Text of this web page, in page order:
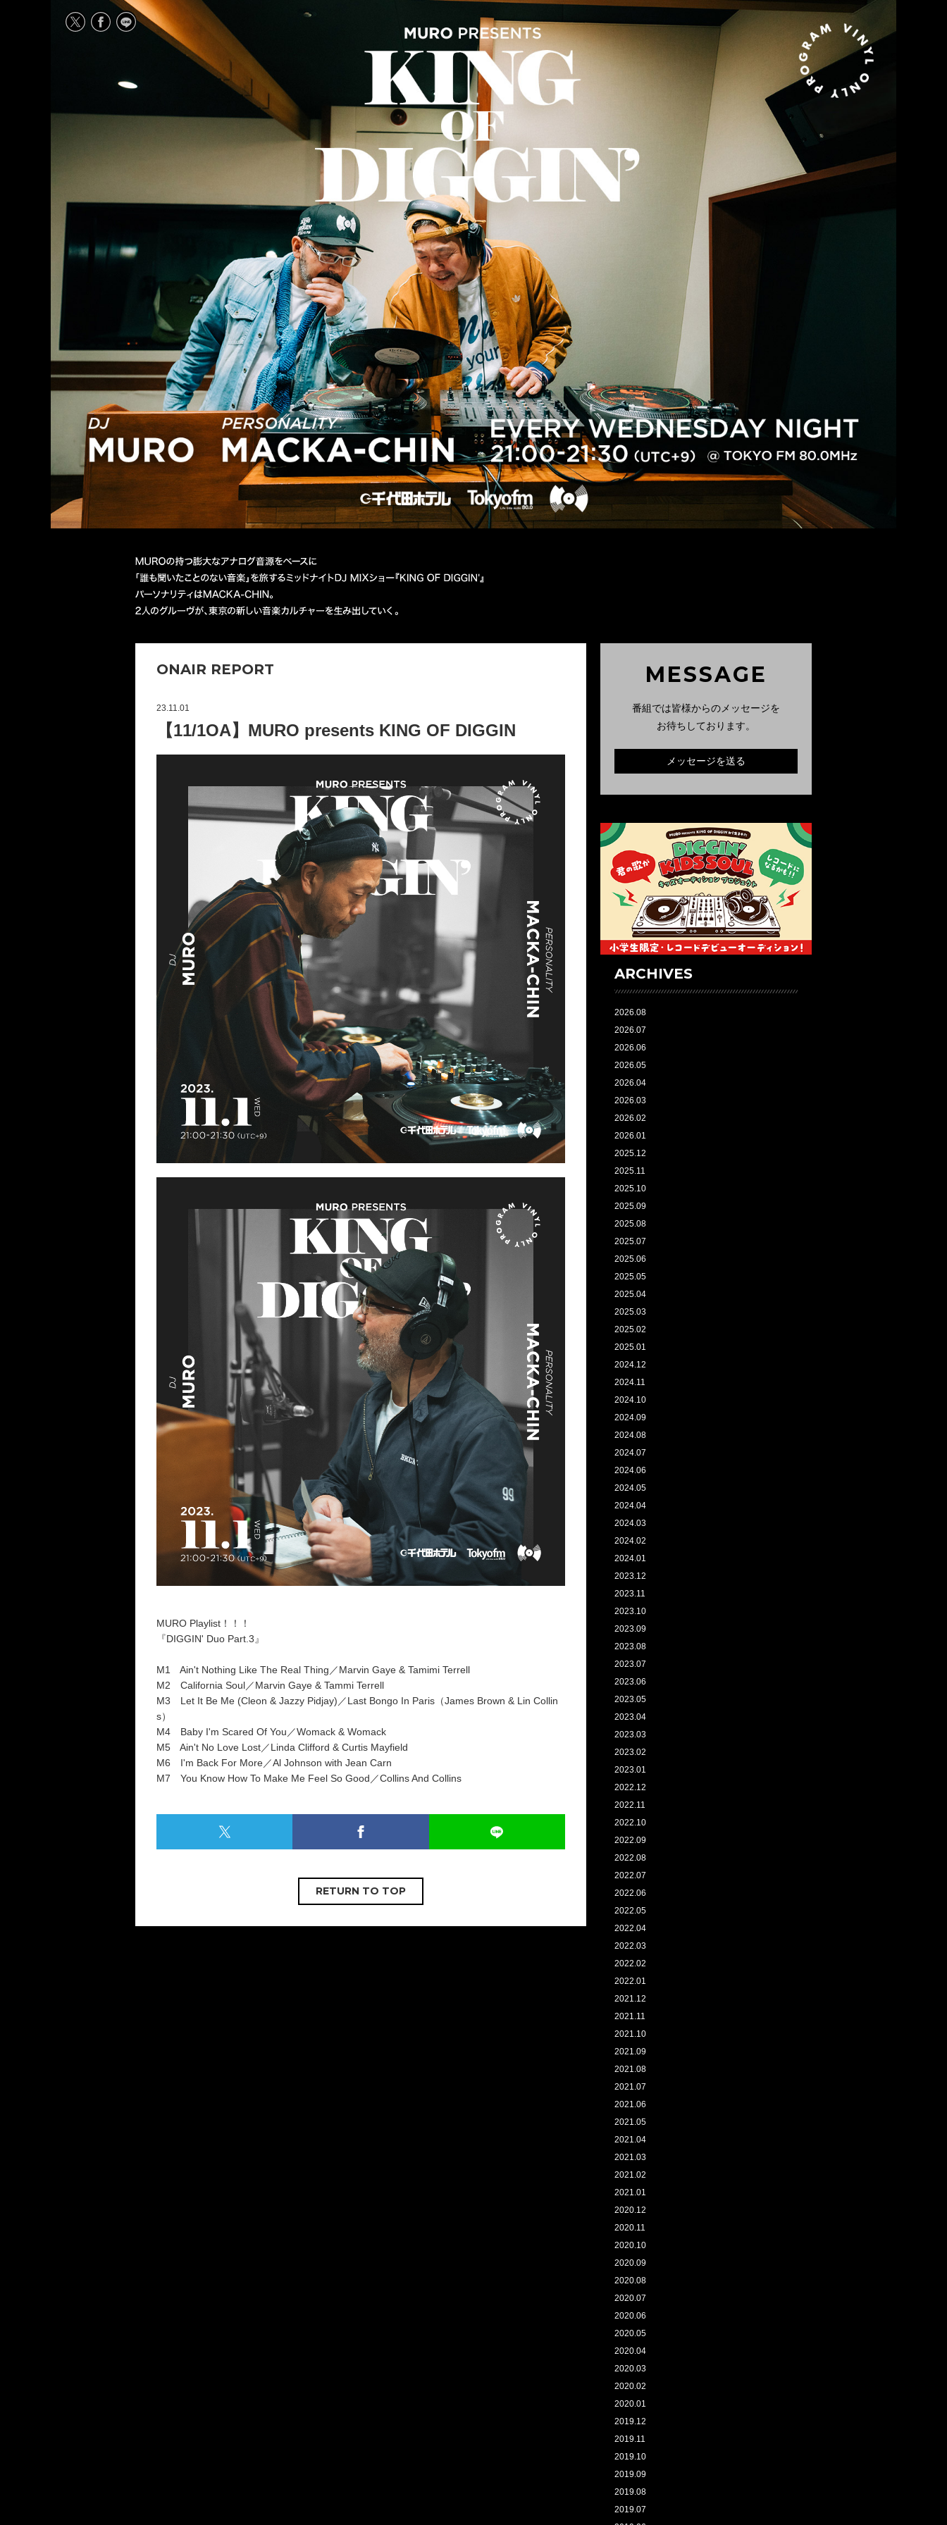
TOKYO FM
MURO presents KING OF DIGGIN’ EVERY WEDNESDAY 21:00-21:30
DJ MURO PERSONALITY MACKA-CHIN
ONAIR REPORT
23.11.01
【11/1OA】MURO presents KING OF DIGGIN
MURO Playlist！！！
『DIGGIN' Duo Part.3』
M1 Ain't Nothing Like The Real Thing／Marvin Gaye & Tamimi Terrell
M2 California Soul／Marvin Gaye & Tammi Terrell
M3 Let It Be Me (Cleon & Jazzy Pidjay)／Last Bongo In Paris（James Brown & Lin Collin
s）
M4 Baby I'm Scared Of You／Womack & Womack
M5 Ain't No Love Lost／Linda Clifford & Curtis Mayfield
M6 I'm Back For More／Al Johnson with Jean Carn
M7 You Know How To Make Me Feel So Good／Collins And Collins
RETURN TO TOP
MESSAGE
番組では皆様からのメッセージを
お待ちしております。
メッセージを送る
ARCHIVES
2026.08
2026.07
2026.06
2026.05
2026.04
2026.03
2026.02
2026.01
2025.12
2025.11
2025.10
2025.09
2025.08
2025.07
2025.06
2025.05
2025.04
2025.03
2025.02
2025.01
2024.12
2024.11
2024.10
2024.09
2024.08
2024.07
2024.06
2024.05
2024.04
2024.03
2024.02
2024.01
2023.12
2023.11
2023.10
2023.09
2023.08
2023.07
2023.06
2023.05
2023.04
2023.03
2023.02
2023.01
2022.12
2022.11
2022.10
2022.09
2022.08
2022.07
2022.06
2022.05
2022.04
2022.03
2022.02
2022.01
2021.12
2021.11
2021.10
2021.09
2021.08
2021.07
2021.06
2021.05
2021.04
2021.03
2021.02
2021.01
2020.12
2020.11
2020.10
2020.09
2020.08
2020.07
2020.06
2020.05
2020.04
2020.03
2020.02
2020.01
2019.12
2019.11
2019.10
2019.09
2019.08
2019.07